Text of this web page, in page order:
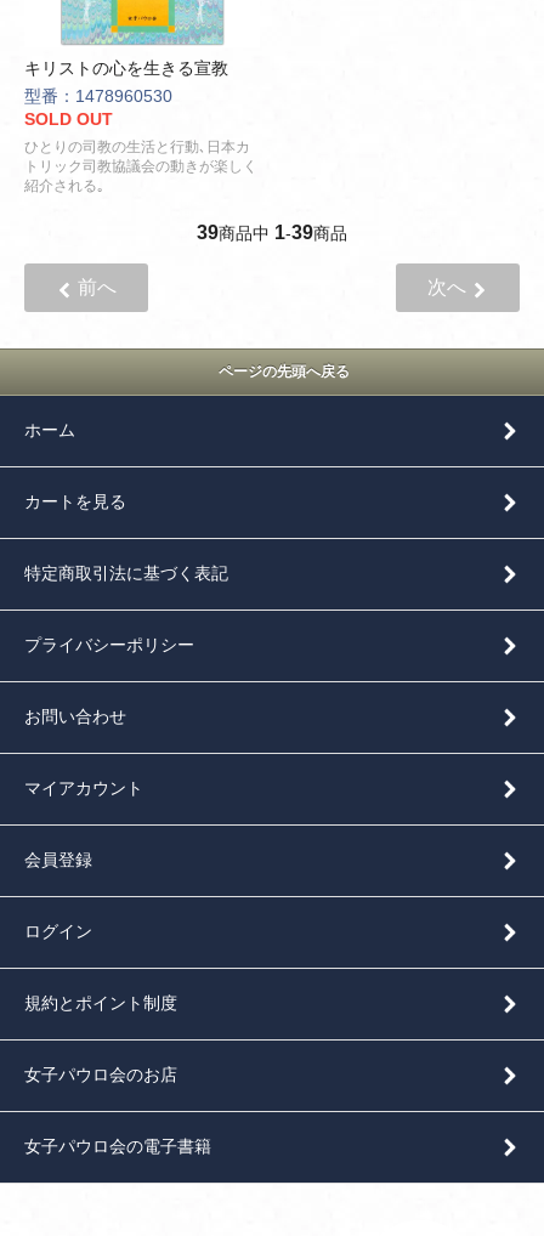
キリストの心を生きる宣教
型番：1478960530
SOLD OUT
ひとりの司教の生活と行動､日本カ
トリック司教協議会の動きが楽しく
紹介される｡
39商品中 1-39商品
前へ 次へ
ページの先頭へ戻る
ホーム
カートを見る
特定商取引法に基づく表記
プライバシーポリシー
お問い合わせ
マイアカウント
会員登録
ログイン
規約とポイント制度
女子パウロ会のお店
女子パウロ会の電子書籍